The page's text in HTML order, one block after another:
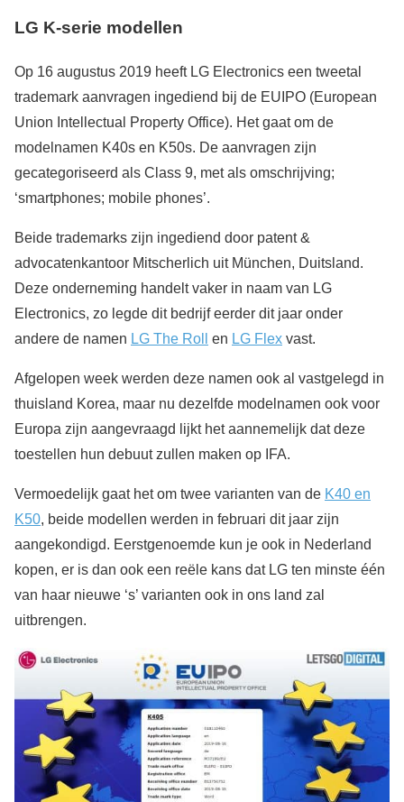
LG K-serie modellen
Op 16 augustus 2019 heeft LG Electronics een tweetal
trademark aanvragen ingediend bij de EUIPO (European
Union Intellectual Property Office). Het gaat om de
modelnamen K40s en K50s. De aanvragen zijn
gecategoriseerd als Class 9, met als omschrijving;
‘smartphones; mobile phones’.
Beide trademarks zijn ingediend door patent &
advocatenkantoor Mitscherlich uit München, Duitsland.
Deze onderneming handelt vaker in naam van LG
Electronics, zo legde dit bedrijf eerder dit jaar onder
andere de namen LG The Roll en LG Flex vast.
Afgelopen week werden deze namen ook al vastgelegd in
thuisland Korea, maar nu dezelfde modelnamen ook voor
Europa zijn aangevraagd lijkt het aannemelijk dat deze
toestellen hun debuut zullen maken op IFA.
Vermoedelijk gaat het om twee varianten van de K40 en
K50, beide modellen werden in februari dit jaar zijn
aangekondigd. Eerstgenoemde kun je ook in Nederland
kopen, er is dan ook een reële kans dat LG ten minste één
van haar nieuwe ‘s’ varianten ook in ons land zal
uitbrengen.